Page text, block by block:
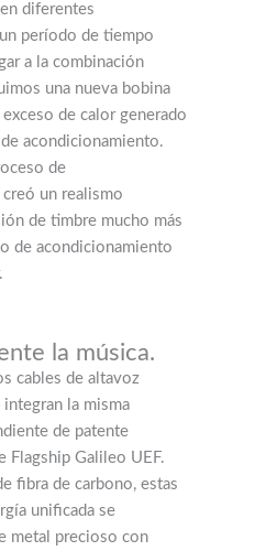
diferentes
período de tiempo
a la combinación
una nueva bobina
de calor generado
acondicionamiento.
de
un realismo
de timbre mucho más
de acondicionamiento
la música.
cables de altavoz
la misma
de patente
Flagship Galileo UEF.
fibra de carbono, estas
unificada se
metal precioso con